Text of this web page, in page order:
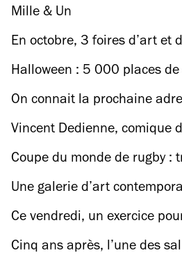
lieu ce mois-ci
Mille & Un
En octobre, 3 foires d’art et
s’emparent de lieux
Halloween : 5 000 places
20 classiques du
On connait la prochaine
Mory Sacko : une brasserie
Saint-Honoré
Vincent Dedienne, comique
Coupe du monde de rugby :
regarder le quart de finale
Une galerie d’art
le parvis du Centre
Ce vendredi, un exercice
à Paris sous 50 degrés
Cinq ans après, l’une des